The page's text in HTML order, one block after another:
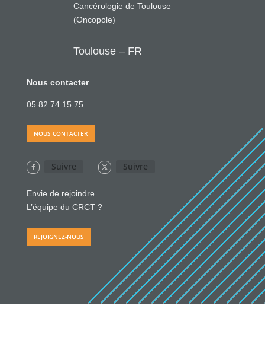
Cancérologie de Toulouse
(Oncopole)
Toulouse – FR
Nous contacter
05 82 74 15 75
NOUS CONTACTER
Suivre Suivre
Envie de rejoindre
L’équipe du CRCT ?
REJOIGNEZ-NOUS